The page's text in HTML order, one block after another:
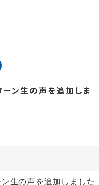
ン生の声を追加しま